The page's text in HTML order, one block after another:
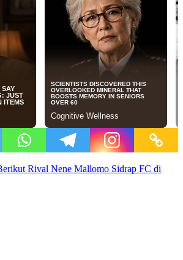
Rival Nene Mallomo Sidrap FC di